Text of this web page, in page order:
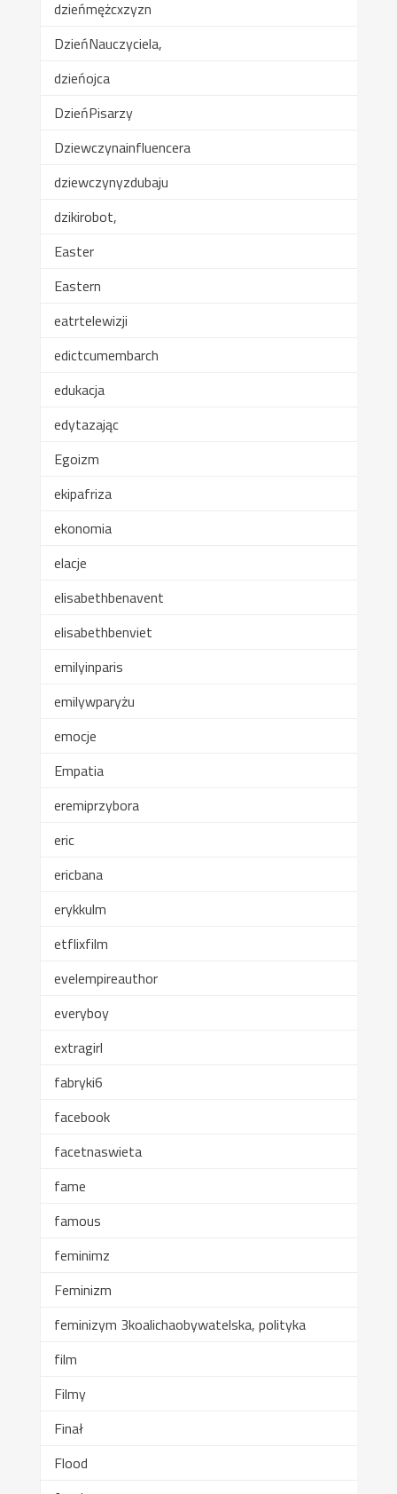
dzieńmężcxzyzn
DzieńNauczyciela,
dzieńojca
DzieńPisarzy
Dziewczynainfluencera
dziewczynyzdubaju
dzikirobot,
Easter
Eastern
eatrtelewizji
edictcumembarch
edukacja
edytazając
Egoizm
ekipafriza
ekonomia
elacje
elisabethbenavent
elisabethbenviet
emilyinparis
emilywparyżu
emocje
Empatia
eremiprzybora
eric
ericbana
erykkulm
etflixfilm
evelempireauthor
everyboy
extragirl
fabryki6
facebook
facetnaswieta
fame
famous
feminimz
Feminizm
feminizym 3koalichaobywatelska, polityka
film
Filmy
Finał
Flood